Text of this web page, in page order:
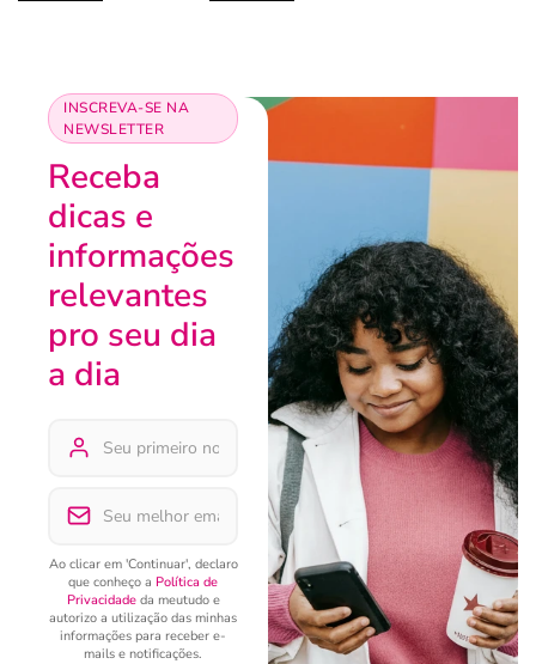
INSCREVA-SE NA
NEWSLETTER
Receba
dicas e
informações
relevantes
pro seu dia
a dia
Ao clicar em 'Continuar', declaro
que conheço a Política de
Privacidadeda meutudo e
autorizo a utilização das minhas
informações para receber e-
mails e notificações.